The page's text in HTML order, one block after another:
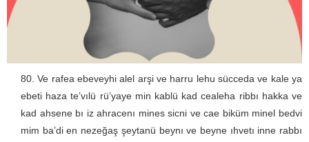
Ve rafea ebeveyhi alel arşi ve harru lehu sücceda ve kale ya
ebeti haza te’vılü rü’yaye min kablü kad cealeha ribbı hakka ve
kad ahsene bı iz ahracenı mines sicni ve cae biküm minel bedvi
mim ba’di en nezeğaş şeytanü beynı ve beyne ıhvetı inne rabbı